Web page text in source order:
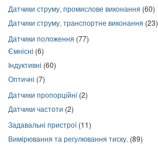
Датчики струму, промислове виконання (60)
Датчики струму, транспортне виконання (23)
Датчики положення (77)
Ємнісні (6)
Індуктивні (60)
Оптичні (7)
Датчики пропорційні (2)
Датчики частоти (2)
Задавальні пристрої(11)
Вимірювання та регулювання тиску. (89)